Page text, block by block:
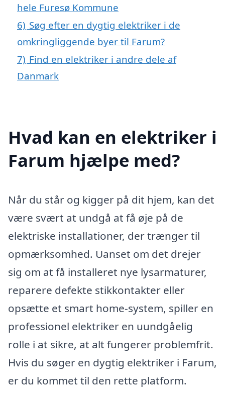
hele Furesø Kommune
6) Søg efter en dygtig elektriker i de
omkringliggende byer til Farum?
7) Find en elektriker i andre dele af
Danmark
Hvad kan en elektriker i
Farum hjælpe med?
Når du står og kigger på dit hjem, kan det
være svært at undgå at få øje på de
elektriske installationer, der trænger til
opmærksomhed. Uanset om det drejer
sig om at få installeret nye lysarmaturer,
reparere defekte stikkontakter eller
opsætte et smart home-system, spiller en
professionel elektriker en uundgåelig
rolle i at sikre, at alt fungerer problemfrit.
Hvis du søger en dygtig elektriker i Farum,
er du kommet til den rette platform.